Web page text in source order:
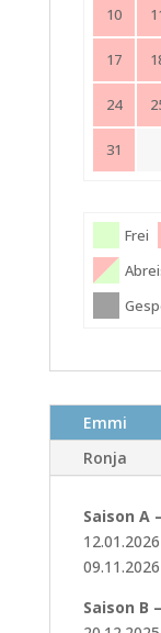
10
17
24
31
Frei
Emmi
Ronja
Saison A
Saison B